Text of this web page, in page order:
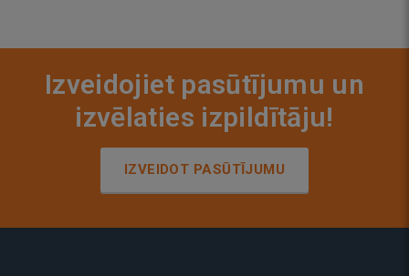
Izveidojiet pasūtījumu un
izvēlaties izpildītāju!
IZVEIDOT PASŪTĪJUMU